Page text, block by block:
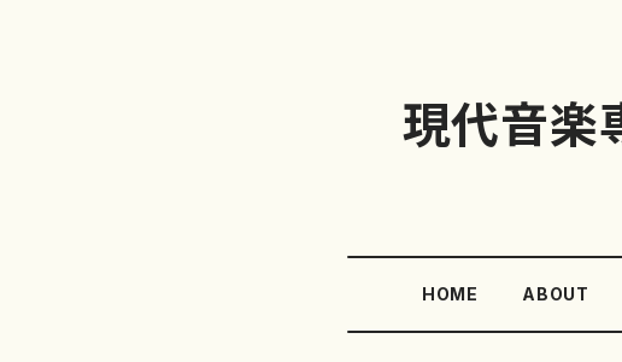
現代音楽
HOME ABOUT